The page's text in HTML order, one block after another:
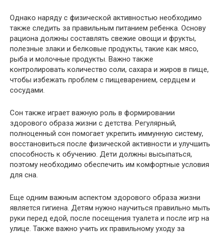
Однако наряду с физической активностью необходимо
также следить за правильным питанием ребенка. Основу
рациона должны составлять свежие овощи и фрукты,
полезные злаки и белковые продукты, такие как мясо,
рыба и молочные продукты. Важно также
контролировать количество соли, сахара и жиров в пище,
чтобы избежать проблем с пищеварением, сердцем и
сосудами.
Сон также играет важную роль в формировании
здорового образа жизни с детства. Регулярный,
полноценный сон помогает укрепить иммунную систему,
восстановиться после физической активности и улучшить
способность к обучению. Дети должны высыпаться,
поэтому необходимо обеспечить им комфортные условия
для сна.
Еще одним важным аспектом здорового образа жизни
является гигиена. Детям нужно научиться правильно мыть
руки перед едой, после посещения туалета и после игр на
улице. Также важно учить их правильному уходу за